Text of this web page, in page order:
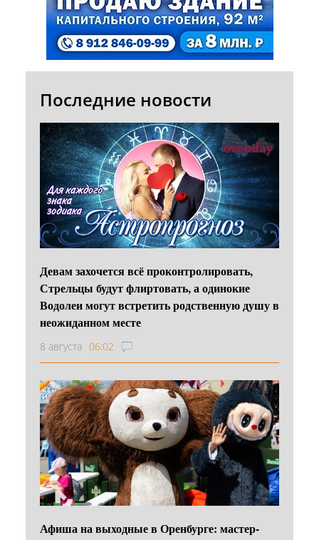
Последние новости
Девам захочется всё проконтролировать,
Стрельцы будут флиртовать, а одинокие
Водолеи могут встретить родственную душу в
неожиданном месте
8 августа 06:02
Афиша на выходные в Оренбурге: мастер-